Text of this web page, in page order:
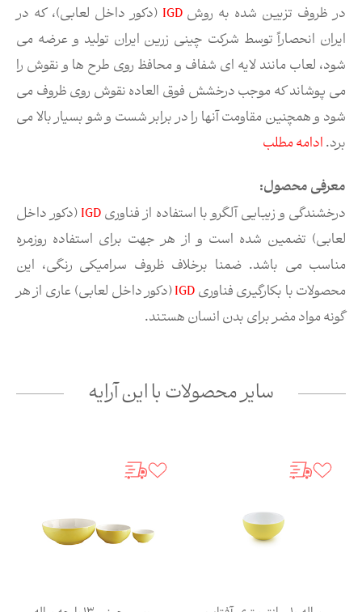
در ظروف تزیین شده به روشIGD (دکور داخل لعابی)، که در
ایران انحصاراً توسط شرکت چینی زرین ایران تولید و عرضه می
شود، لعاب مانند لایه ای شفاف و محافظ روی طرح ها و نقوش را
می پوشاند که موجب درخشش فوق العاده نقوش روی ظروف می
شود و همچنین مقاومت آنها را در برابر شست و شو بسیار بالا می
برد.ادامه مطلب
معرفی محصول:
درخشندگی و زیبایی آلگرو با استفاده از فناوریIGD(دکور داخل
لعابی) تضمین شده است و از هر جهت برای استفاده روزمره
مناسب می باشد. ضمنا برخلاف ظروف سرامیکی رنگی، این
محصولات با بکارگیری فناوریIGD(دکور داخل لعابی) عاری از هر
گونه مواد مضر برای بدن انسان هستند.
سایر محصولات با این آرایه